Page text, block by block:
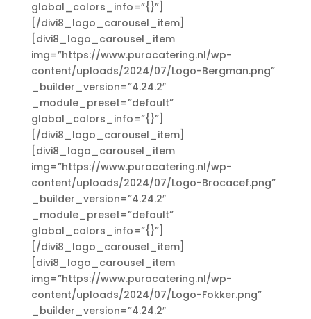
global_colors_info=”{}”]
[/divi8_logo_carousel_item]
[divi8_logo_carousel_item
img=”https://www.puracatering.nl/wp-
content/uploads/2024/07/Logo-Bergman.png”
_builder_version=”4.24.2″
_module_preset=”default”
global_colors_info=”{}”]
[/divi8_logo_carousel_item]
[divi8_logo_carousel_item
img=”https://www.puracatering.nl/wp-
content/uploads/2024/07/Logo-Brocacef.png”
_builder_version=”4.24.2″
_module_preset=”default”
global_colors_info=”{}”]
[/divi8_logo_carousel_item]
[divi8_logo_carousel_item
img=”https://www.puracatering.nl/wp-
content/uploads/2024/07/Logo-Fokker.png”
_builder_version=”4.24.2″